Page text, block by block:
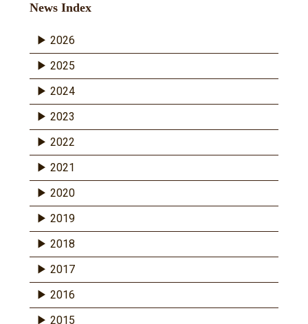
News Index
2026
2025
2024
2023
2022
2021
2020
2019
2018
2017
2016
2015